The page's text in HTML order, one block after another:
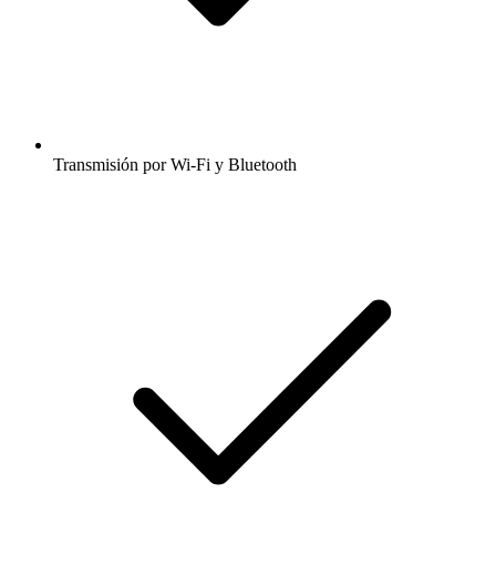
Transmisión por Wi-Fi y Bluetooth